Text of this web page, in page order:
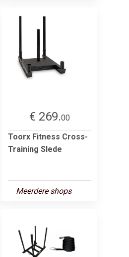
€ 269.00
Toorx Fitness Cross-
Training Slede
Meerdere shops